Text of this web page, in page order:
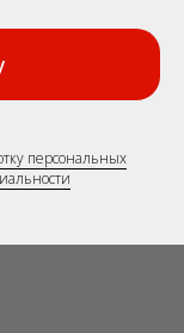
персональных